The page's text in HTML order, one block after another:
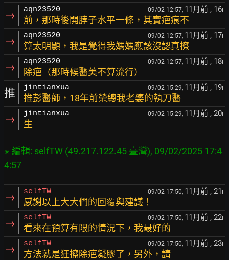
→ aqn23520 09/02 12:57, 11月前 , 16F
前，那時後開脖子水平一條，其實疤痕不
→ aqn23520 09/02 12:57, 11月前 , 17F
算太明顯，我是覺得我媽媽應該沒認真擦
→ aqn23520 09/02 12:57, 11月前 , 18F
除疤（那時候醫美不算流行）
推 jintianxua 09/02 15:29, 11月前 , 19F
推彭醫師，18年前榮總我老婆的執刀醫
→ jintianxua 09/02 15:29, 11月前 , 20F
生
※ 編輯: selfTW (49.217.122.45 臺灣), 09/02/2025 17:4
→ selfTW 09/02 17:50, 11月前 , 21 F
感謝以上大大們的回覆與建議！
→ selfTW 09/02 17:50, 11月前 , 22F
看來在預算有限的情況下，我最好的
→ selfTW 09/02 17:50, 11月前 , 23F
方法就是狂擦除疤凝膠了，另外，請